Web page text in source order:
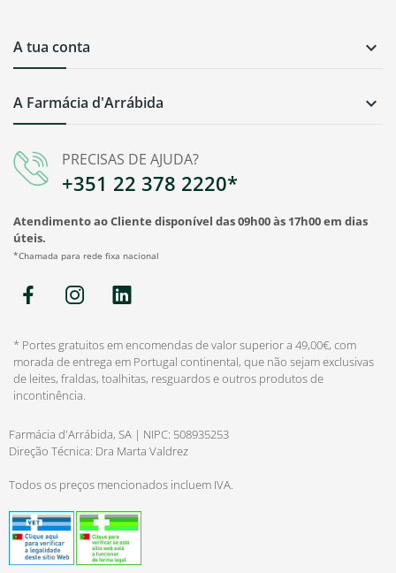
PRECISAS DE AJUDA?
+351 22 378 2220*
Atendimento ao Cliente disponível das 09h00 às 17h00 em dias
úteis.
*Chamada para rede fixa nacional
A Farmácia d'Arrábida 
A tua conta 
* Portes gratuitos em encomendas de valor superior a 49,00€, com
morada de entrega em Portugal continental, que não sejam exclusivas
de leites, fraldas, toalhitas, resguardos e outros produtos de
incontinência.
Farmácia d'Arrábida, SA | NIPC: 508935253
Direção Técnica: Dra Marta Valdrez
Todos os preços mencionados incluem IVA.